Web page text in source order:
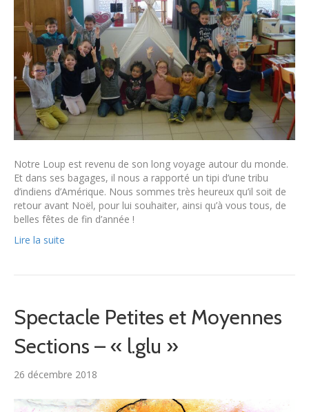
Notre Loup est revenu de son long voyage autour du monde.
Et dans ses bagages, il nous a rapporté un tipi d’une tribu
d’indiens d’Amérique. Nous sommes très heureux qu’il soit de
retour avant Noël, pour lui souhaiter, ainsi qu’à vous tous, de
belles fêtes de fin d’année !
Lire la suite
Spectacle Petites et Moyennes
Sections – « l.glu »
26 décembre 2018